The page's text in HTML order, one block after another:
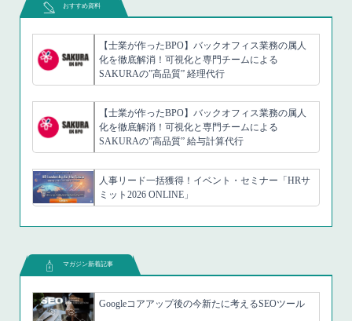
おすすめ資料
【士業が作ったBPO】バックオフィス業務の属人
化を徹底解消！可視化と専門チームによる
SAKURAの”高品質” 経理代行
【士業が作ったBPO】バックオフィス業務の属人
化を徹底解消！可視化と専門チームによる
SAKURAの”高品質” 給与計算代行
人事リード一括獲得！イベント・セミナー「HRサ
ミット2026 ONLINE」
マガジン新着記事
Googleコアアップ後の今新たに考えるSEOツール